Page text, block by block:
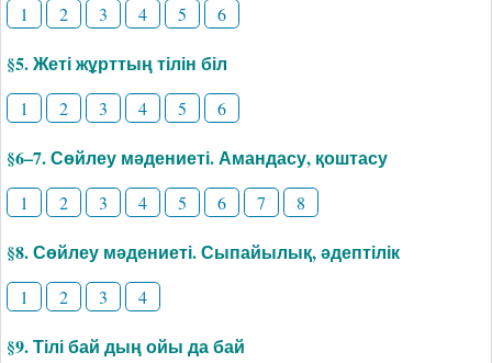
1 2 3 4 5 6
§5. Жеті жұрттың тілін біл
1 2 3 4 5 6
§6–7. Сөйлеу мәдениеті. Амандасу, қоштасу
1 2 3 4 5 6 7 8
§8. Сөйлеу мәдениеті. Сыпайылық, әдептілік
1 2 3 4
§9. Тілі бай дың ойы да бай